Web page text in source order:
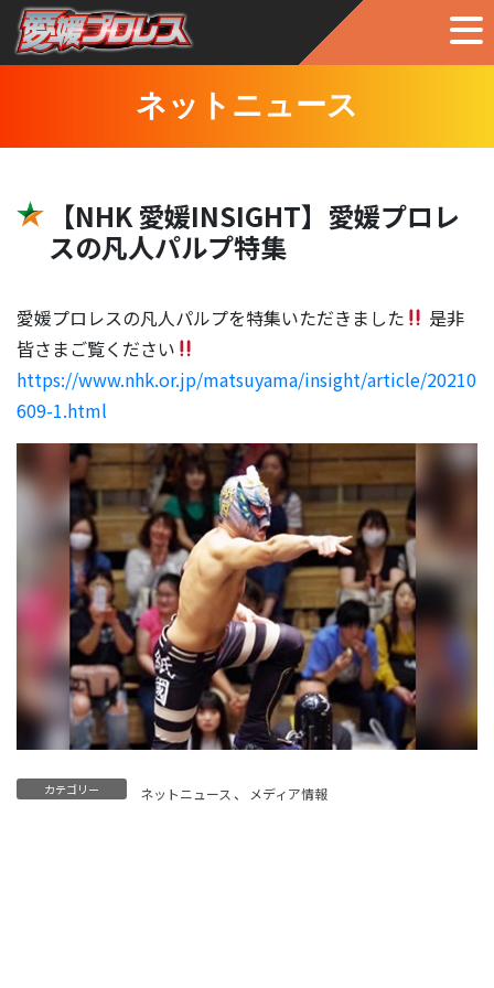
ネットニュース
【NHK 愛媛INSIGHT】愛媛プロレ
スの凡人パルプ特集
愛媛プロレスの凡人パルプを特集いただきました
是非
皆さまご覧ください
https://www.nhk.or.jp/matsuyama/insight/article/20210
609-1.html
カテゴリー ネットニュース 、 メディア情報